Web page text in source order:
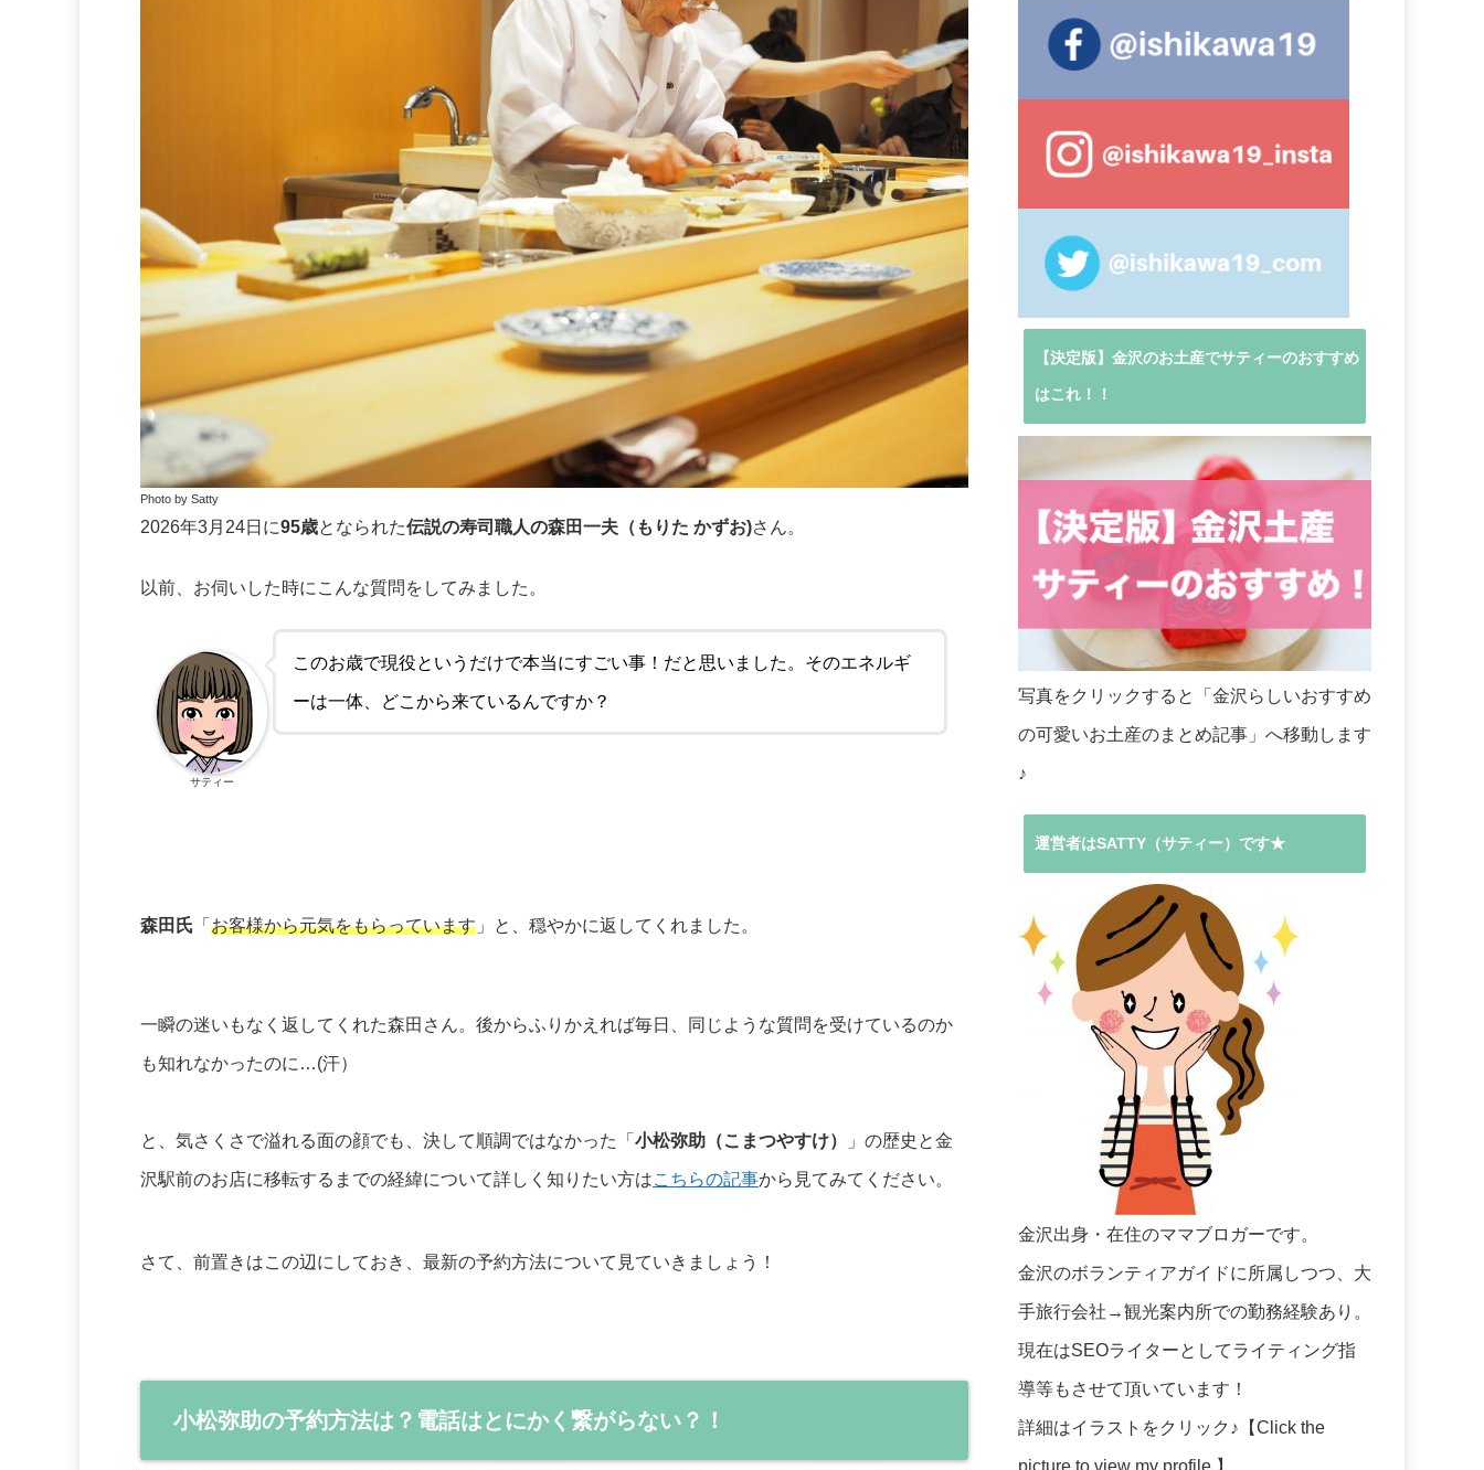
Photo by Satty
2026年3月24日に95歳となられた伝説の寿司職人の森田一夫（もりた かずお)さん。
以前、お伺いした時にこんな質問をしてみました。
このお歳で現役というだけで本当にすごい事！だと思いました。そのエネルギ
ーは一体、どこから来ているんですか？
サティー
森田氏 「 お客様から元気をもらっています 」と、穏やかに返してくれました。
一瞬の迷いもなく返してくれた森田さん。後からふりかえれば毎日、同じような質問を受けているのか
も知れなかったのに…(汗）
と、気さくさで溢れる面の顔でも、決して順調ではなかった「 小松弥助（こまつやすけ） 」の歴史と金
沢駅前のお店に移転するまでの経緯について詳しく知りたい方はこちらの記事から見てみてください。
さて、前置きはこの辺にしておき、最新の予約方法について見ていきましょう！
小松弥助の予約方法は？電話はとにかく繋がらない？！
【決定版】金沢のお土産でサティーのおすすめ
はこれ！！
写真をクリックすると「金沢らしいおすすめ
の可愛いお土産のまとめ記事」へ移動します
♪
運営者はSATTY（サティー）です★
金沢出身・在住のママブロガーです。
金沢のボランティアガイドに所属しつつ、大
手旅行会社→観光案内所での勤務経験あり。
現在はSEOライターとしてライティング指
導等もさせて頂いています！
詳細はイラストをクリック♪【Click the
picture to view my profile 】